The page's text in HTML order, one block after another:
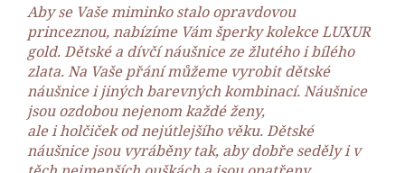
Aby se Vaše miminko stalo opravdovou
princeznou, nabízíme Vám šperky kolekce LUXUR
gold. Dětské a dívčí náušnice ze žlutého i bílého
zlata. Na Vaše přání můžeme vyrobit dětské
náušnice i jiných barevných kombinací. Náušnice
jsou ozdobou nejenom každé ženy,
ale i holčiček od nejútlejšího věku. Dětské
náušnice jsou vyráběny tak, aby dobře seděly i v